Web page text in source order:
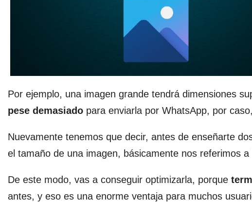
Por ejemplo, una imagen grande tendrá dimensiones
pese demasiado para enviarla por WhatsApp, por
Nuevamente tenemos que decir, antes de enseñarte
el tamaño de una imagen, básicamente nos referimos a
De este modo, vas a conseguir optimizarla, porque
antes, y eso es una enorme ventaja para muchos